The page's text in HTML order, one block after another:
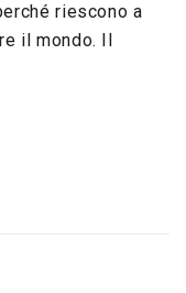
riescono a
il mondo. Il